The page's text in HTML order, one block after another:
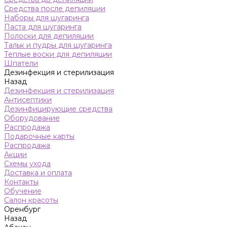
Средства после депиляции
Наборы для шугаринга
Паста для шугаринга
Полоски для депиляции
Тальк и пудры для шугаринга
Теплые воски для депиляции
Шпатели
Дезинфекция и стерилизация
Назад
Дезинфекция и стерилизация
Антисептики
Дезинфицирующие средства
Оборудование
Распродажа
Подарочные карты
Распродажа
Акции
Схемы ухода
Доставка и оплата
Контакты
Обучение
Салон красоты
Оренбург
Назад